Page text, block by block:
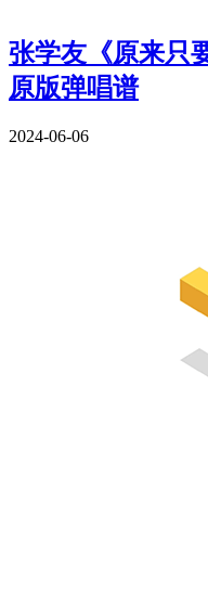
张学友《原来只
原版弹唱谱
2024-06-06